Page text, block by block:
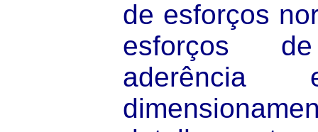
de esforços
esforços de
aderência